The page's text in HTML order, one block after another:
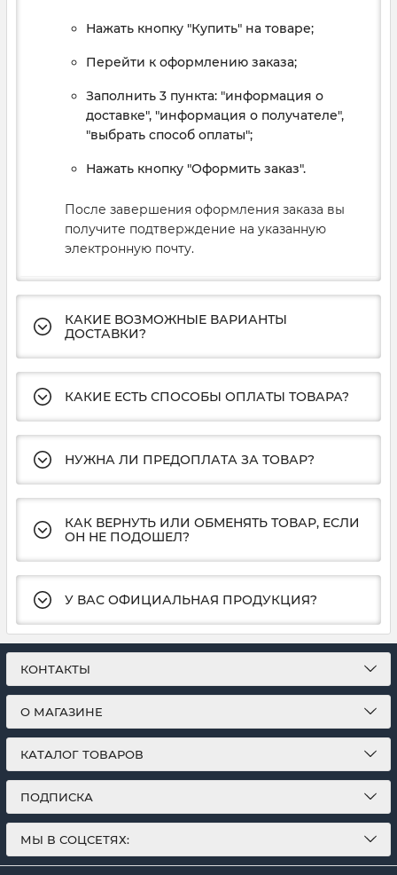
Нажать кнопку "Купить" на товаре;
Перейти к оформлению заказа;
Заполнить 3 пункта: "информация о
доставке", "информация о получателе",
"выбрать способ оплаты";
Нажать кнопку "Оформить заказ".
После завершения оформления заказа вы
получите подтверждение на указанную
электронную почту.
КАКИЕ ВОЗМОЖНЫЕ ВАРИАНТЫ
ДОСТАВКИ?
КАКИЕ ЕСТЬ СПОСОБЫ ОПЛАТЫ ТОВАРА?
НУЖНА ЛИ ПРЕДОПЛАТА ЗА ТОВАР?
КАК ВЕРНУТЬ ИЛИ ОБМЕНЯТЬ ТОВАР, ЕСЛИ
ОН НЕ ПОДОШЕЛ?
У ВАС ОФИЦИАЛЬНАЯ ПРОДУКЦИЯ?
КОНТАКТЫ
О МАГАЗИНЕ
КАТАЛОГ ТОВАРОВ
ПОДПИСКА
МЫ В СОЦСЕТЯХ: